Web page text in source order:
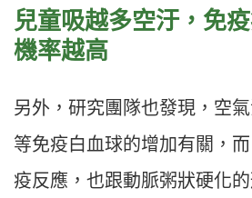
兒童吸越多空汙，免
機率越高
另外，研究團隊也發現，空
等免疫白血球的增加有關，
疫反應，也跟動脈粥狀硬化